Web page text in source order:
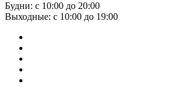
Будни: с 10:00 до 20:00
Выходные: с 10:00 до 19:00